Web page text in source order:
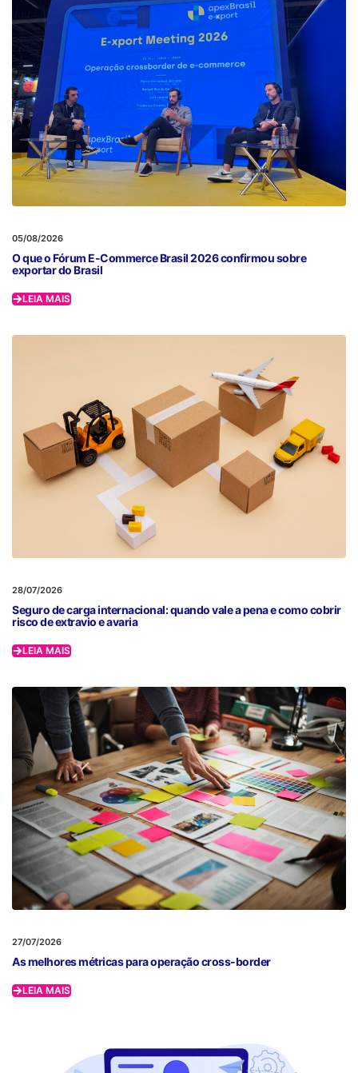
05/08/2026
O que o Fórum E-Commerce Brasil 2026 confirmou sobre
exportar do Brasil
LEIA MAIS
28/07/2026
Seguro de carga internacional: quando vale a pena e como cobrir
risco de extravio e avaria
LEIA MAIS
27/07/2026
As melhores métricas para operação cross-border
LEIA MAIS